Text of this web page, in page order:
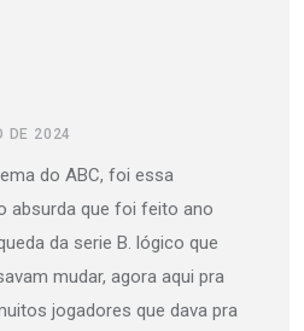
DE 2024
do ABC, foi essa
absurda que foi feito ano
da serie B. lógico que
mudar, agora aqui pra
jogadores que dava pra